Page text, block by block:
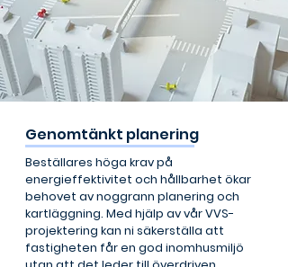
Genomtänkt planering
Beställares höga krav på
energieffektivitet och hållbarhet ökar
behovet av noggrann planering och
kartläggning. Med hjälp av vår VVS-
projektering kan ni säkerställa att
fastigheten får en god inomhusmiljö